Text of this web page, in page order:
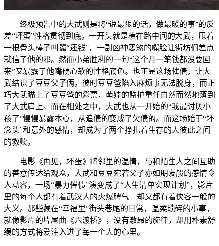
终极预告中的大武则是将“说最狠的话，做最暖的事”的反
差“坏蛋”性格贯彻到底。一开头就是横在路中间的大武，甩着
一根骨头棒子叫嚣“还钱”，一副凶神恶煞的嘴脸让街坊们差点
就信了他的邪。然而小弟胜利的一句“这个月一笔钱都没要回
来”又暴露了他嘴硬心软的性格底色。也正是这场催债，让大
武结识了豆豆父子俩。彼时豆豆爸陷入麻烦事无法脱身，而正
巧大武瞄上了豆豆爸的彩票，萌娃的监护重任自然而然地落到
了大武肩上。而在相处之中，大武也从一开始的“我最讨厌小
孩了”慢慢暴露本心，从追债的变成了欠债的。而这场始于“坏
念头”和意外的感情，却成为了两个挣扎着生存的人彼此之间
的救赎。
电影《再见，坏蛋》将邻里的温情，与和陌生人之间互助
的善意传达给观众，大武和豆豆宛若父子亦如朋友般的感情令
人动容，一场“暴力催债”演变成了“人生清单实现计划”，影片
里的每个人都有着武汉人的火爆脾气，却又都有着侠客一般的
大义。那些藏在“幸福里”街头巷尾的日常，温柔琐碎的小事，
就像影片的片尾曲《六渡桥》，没有激昂的旋律，却用朴素舒
缓的方式将爱注入进了每一个人的心里。